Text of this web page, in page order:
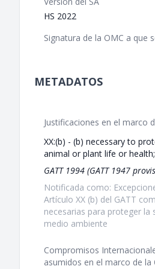
HS 2022
Signatura de la OMC a que
METADATOS
Justificaciones en el marco
XX:(b) - (b) necessary to
animal or plant life or health;
GATT 1994 (GATT 1947
Notificada como:
Artículo XX (b) del GATT
necesarias para proteger la
medio ambiente
Compromisos
asumidos en el marco de la